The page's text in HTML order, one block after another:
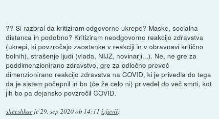
?? Si razbral da kritiziram odgovorne ukrepe? Maske, socialna
distanca in podobno? Kritiziram neodgovorno reakcijo zdravstva
(ukrepi, ki povzročajo zaostanke v reakciji in v obravnavi kritično
bolnih), strašenje ljudi (vlada, NIJZ, novinarji...). Ne, ne gre za
poddimenzionirano zdravstvo, gre za odločno preveč
dimenzionirano reakcijo zdravstva na COVID, ki je privedla do tega
da je sistem počepnil in bo (če že celo ni) privedel do več smrti, kot
jih bo pa dejansko povzročil COVID.
sheeshkarje29. sep 2020 ob 14:11 izjavil: